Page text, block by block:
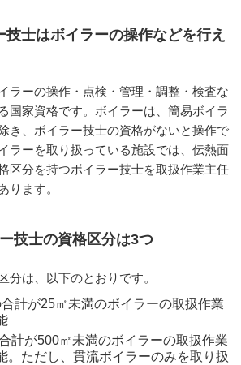
技士はボイラーの操作などを行え
ラーの操作・点検・管理・調整・検査な
国家資格です。ボイラーは、簡易ボイラ
き、ボイラー技士の資格がないと操作で
ラーを取り扱っている施設では、伝熱面
区分を持つボイラー技士を取扱作業主任
ります。
技士の資格区分は3つ
分は、以下のとおりです。
計が25㎡未満のボイラーの取扱作業
計が500㎡未満のボイラーの取扱作業
。ただし、貫流ボイラーのみを取り扱